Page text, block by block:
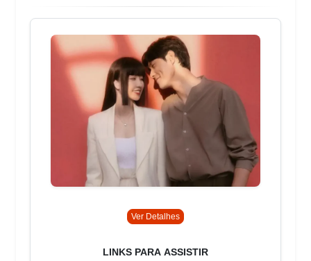
Ver Detalhes
LINKS PARA ASSISTIR